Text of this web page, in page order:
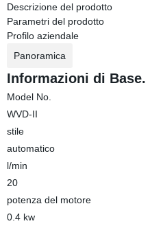
Descrizione del prodotto
Parametri del prodotto
Profilo aziendale
Panoramica
Informazioni di Base.
Model No.
WVD-II
stile
automatico
l/min
20
potenza del motore
0.4 kw